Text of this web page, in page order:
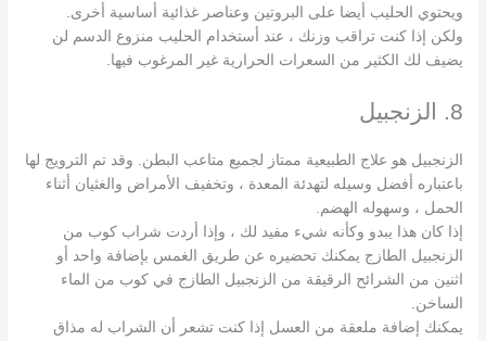
ويحتوي الحليب أيضا على البروتين وعناصر غذائية أساسية أخرى.
ولكن إذا كنت تراقب وزنك ، عند أستخدام الحليب منزوع الدسم لن
يضيف لك الكثير من السعرات الحرارية غير المرغوب فيها.
8. الزنجبيل
الزنجبيل هو علاج الطبيعية ممتاز لجميع متاعب البطن. وقد تم الترويج لها
باعتباره أفضل وسيله لتهدئة المعدة ، وتخفيف الأمراض والغثيان أثناء
الحمل ، وسهوله الهضم.
إذا كان هذا يبدو وكأنه شيء مفيد لك ، وإذا أردت شراب كوب من
الزنجبيل الطازج يمكنك تحضيره عن طريق الغمس بإضافة واحد أو
اثنين من الشرائح الرقيقة من الزنجبيل الطازج في كوب من الماء
الساخن.
يمكنك إضافة ملعقة من العسل إذا كنت تشعر أن الشراب له مذاق